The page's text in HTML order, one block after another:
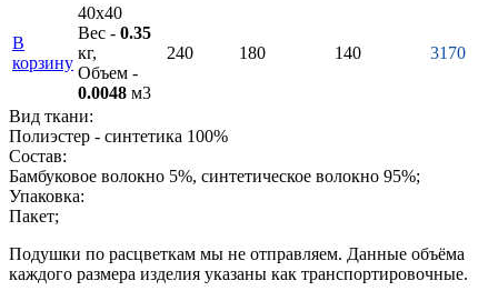
В
корзину
40х40
Вес - 0.35
кг,
Объем -
0.0048 м3
240 180 140 3170
Вид ткани:
Полиэстер - синтетика 100%
Состав:
Бамбуковое волокно 5%, синтетическое волокно 95%;
Упаковка:
Пакет;
Подушки по расцветкам мы не отправляем. Данные объёма
каждого размера изделия указаны как транспортировочные.